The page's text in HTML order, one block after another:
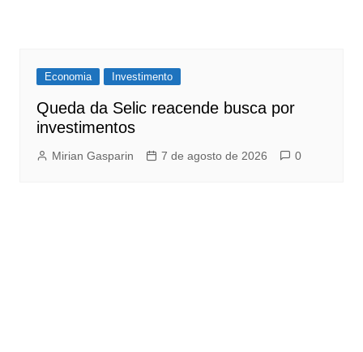
Economia Investimento
Queda da Selic reacende busca por
investimentos
Mirian Gasparin 7 de agosto de 2026 0